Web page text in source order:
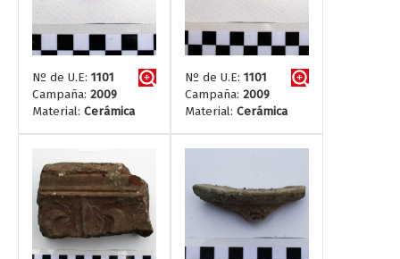
Nº de U.E: 1101
Campaña: 2009
Material: Cerámica
Nº de U.E: 1101
Campaña: 2009
Material: Cerámica